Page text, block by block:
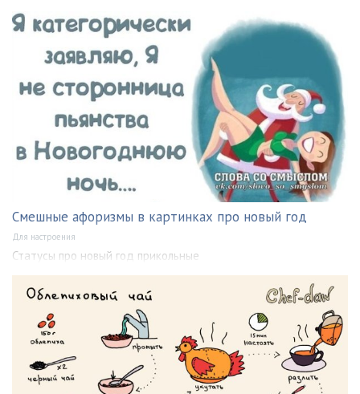
Смешные афоризмы в картинках про новый год
Для настроения
Статусы про новый год прикольные